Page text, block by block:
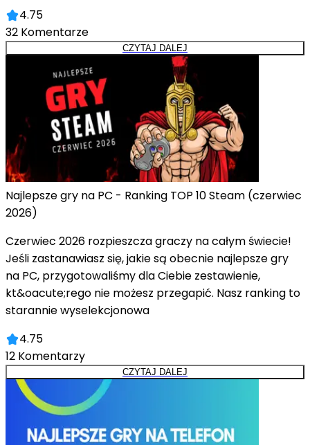
4.75
32 Komentarze
CZYTAJ DALEJ
Najlepsze gry na PC - Ranking TOP 10 Steam (czerwiec
2026)
Czerwiec 2026 rozpieszcza graczy na całym świecie!
Jeśli zastanawiasz się, jakie są obecnie najlepsze gry
na PC, przygotowaliśmy dla Ciebie zestawienie,
kt&oacute;rego nie możesz przegapić. Nasz ranking to
starannie wyselekcjonowa
4.75
12 Komentarzy
CZYTAJ DALEJ